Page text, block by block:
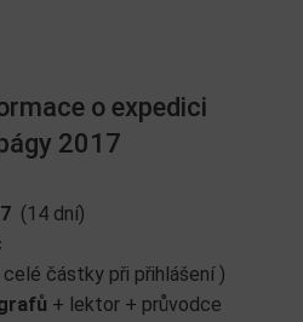
o expedici
2017
(14 dní)
částky při přihlášení )
+ lektor + průvodce